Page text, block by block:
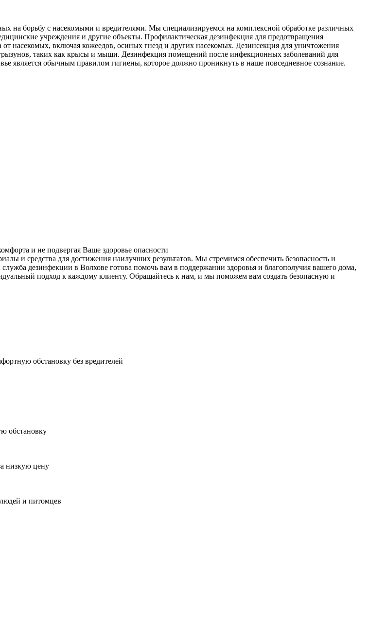
на борьбу с насекомыми и вредителями. Мы специализируемся на комплексной обработке различных
учреждения и другие объекты. Профилактическая дезинфекция для предотвращения
от насекомых, включая кожеедов, осиных гнезд и других насекомых. Дезинсекция для уничтожения
таких как крысы и мыши. Дезинфекция помещений после инфекционных заболеваний для
является обычным правилом гигиены, которое должно проникнуть в наше повседневное сознание.
и не подвергая Ваше здоровье опасности
и средства для достижения наилучших результатов. Мы стремимся обеспечить безопасность и
дезинфекции в Волхове готова помочь вам в поддержании здоровья и благополучия вашего дома,
подход к каждому клиенту. Обращайтесь к нам, и мы поможем вам создать безопасную и
обстановку без вредителей
обстановку
низкую цену
и питомцев